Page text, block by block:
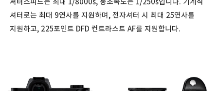
셔터로는 최대 9연사를 지원하며, 전자셔터 시 최대 25연사를
지원하고, 225포인트 DFD 컨트라스트 AF를 지원합니다.